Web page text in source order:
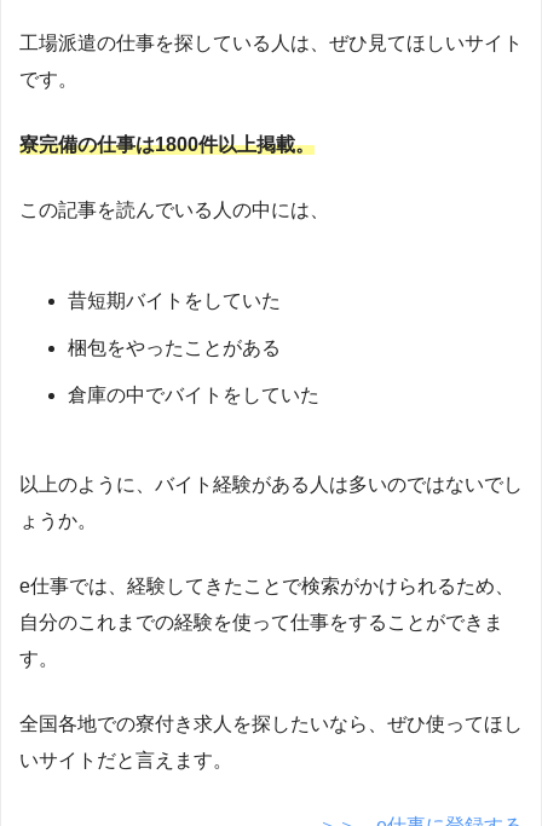
工場派遣の仕事を探している人は、ぜひ見てほしいサイト
です。
寮完備の仕事は1800件以上掲載。
この記事を読んでいる人の中には、
昔短期バイトをしていた
梱包をやったことがある
倉庫の中でバイトをしていた
以上のように、バイト経験がある人は多いのではないでし
ょうか。
e仕事では、経験してきたことで検索がかけられるため、
自分のこれまでの経験を使って仕事をすることができま
す。
全国各地での寮付き求人を探したいなら、ぜひ使ってほし
いサイトだと言えます。